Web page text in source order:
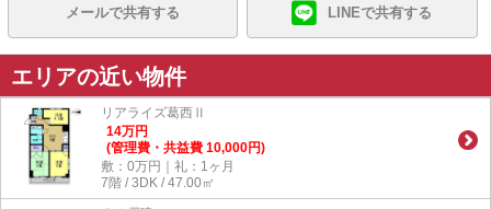
メールで共有する LINEで共有する
エリアの近い物件
リアライズ葛西Ⅱ
14万円
(管理費・共益費 10,000円)
敷：0万円｜礼：1ヶ月
7階 / 3DK / 47.00㎡